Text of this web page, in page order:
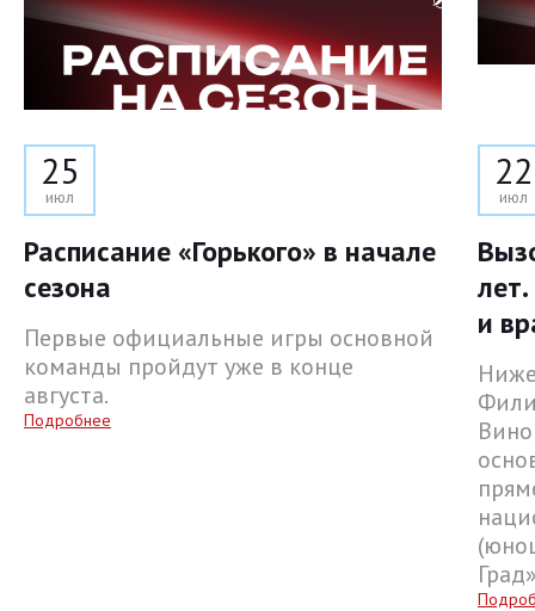
25
июл
Расписание «Горького» в начале
сезона
Первые официальные игры основной
команды пройдут уже в конце
августа.
Подробнее
22
июл
и